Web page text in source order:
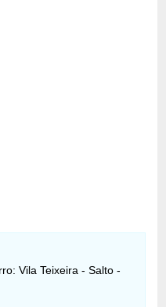
Vila Teixeira - Salto -